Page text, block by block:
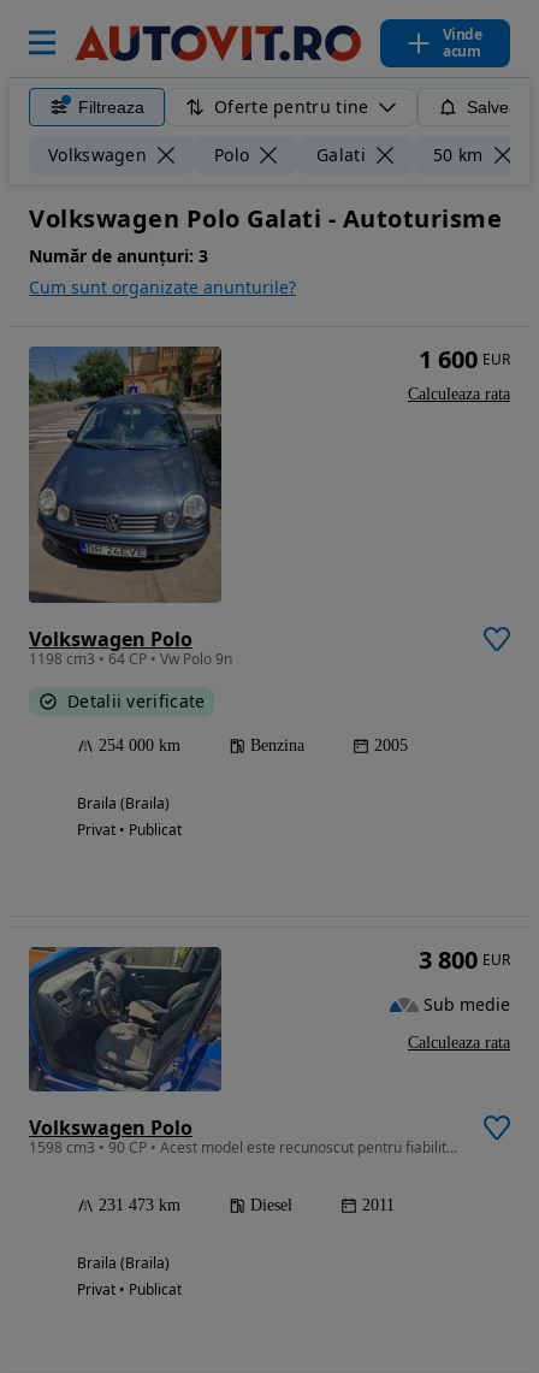
Vinde
acum
Filtreaza Oferte pentru tine
Volkswagen Polo Galati 50 km
Volkswagen Polo Galati - Autoturisme
Număr de anunțuri: 3
Cum sunt organizate anunturile?
Volkswagen Polo
1198 cm3 • 64 CP • Vw Polo 9n
Detalii verificate
254 000 km Benzina 2005
Braila (Braila)
Privat • Publicat
1 600 EUR
Calculeaza rata
Volkswagen Polo
1598 cm3 • 90 CP • Acest model este recunoscut pentru fiabilitatea și eficiența sa.
231 473 km Diesel 2011
Braila (Braila)
Privat • Publicat
3 800 EUR
Sub medie
Calculeaza rata